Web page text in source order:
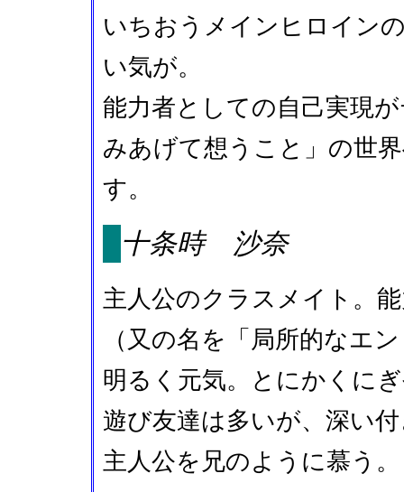
いちおうメインヒロイン
い気が。
能力者としての自己実現
みあげて想うこと」の世
す。
十条時 沙奈
主人公のクラスメイト。
（又の名を「局所的なエ
明るく元気。とにかくに
遊び友達は多いが、深い
主人公を兄のように慕う。